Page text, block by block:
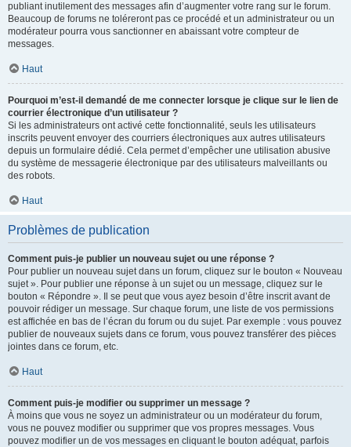
publiant inutilement des messages afin d’augmenter votre rang sur le forum.
Beaucoup de forums ne toléreront pas ce procédé et un administrateur ou un
modérateur pourra vous sanctionner en abaissant votre compteur de
messages.
Haut
Pourquoi m’est-il demandé de me connecter lorsque je clique sur le lien de
courrier électronique d’un utilisateur ?
Si les administrateurs ont activé cette fonctionnalité, seuls les utilisateurs
inscrits peuvent envoyer des courriers électroniques aux autres utilisateurs
depuis un formulaire dédié. Cela permet d’empêcher une utilisation abusive
du système de messagerie électronique par des utilisateurs malveillants ou
des robots.
Haut
Problèmes de publication
Comment puis-je publier un nouveau sujet ou une réponse ?
Pour publier un nouveau sujet dans un forum, cliquez sur le bouton « Nouveau
sujet ». Pour publier une réponse à un sujet ou un message, cliquez sur le
bouton « Répondre ». Il se peut que vous ayez besoin d’être inscrit avant de
pouvoir rédiger un message. Sur chaque forum, une liste de vos permissions
est affichée en bas de l’écran du forum ou du sujet. Par exemple : vous pouvez
publier de nouveaux sujets dans ce forum, vous pouvez transférer des pièces
jointes dans ce forum, etc.
Haut
Comment puis-je modifier ou supprimer un message ?
À moins que vous ne soyez un administrateur ou un modérateur du forum,
vous ne pouvez modifier ou supprimer que vos propres messages. Vous
pouvez modifier un de vos messages en cliquant le bouton adéquat, parfois